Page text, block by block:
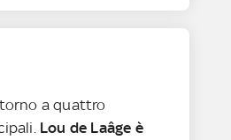
a quattro
Lou de Laâge è